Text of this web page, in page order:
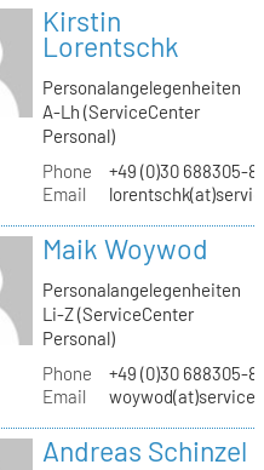
Kirstin
Lorentschk
Personalangelegenheiten
A-Lh (ServiceCenter
Personal)
Phone
+49 (0)30 688305-
Email
Maik Woywod
Personalangelegenheiten
Li-Z (ServiceCenter
Personal)
Phone
+49 (0)30 688305-
Email
Andreas Schinzel